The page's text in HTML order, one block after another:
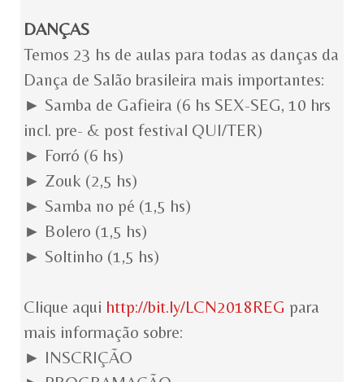
DANÇAS
Temos 23 hs de aulas para todas as danças da
Dança de Salão brasileira mais importantes:
► Samba de Gafieira (6 hs SEX-SEG, 10 hrs
incl. pre- & post festival QUI/TER)
► Forró (6 hs)
► Zouk (2,5 hs)
► Samba no pé (1,5 hs)
► Bolero (1,5 hs)
► Soltinho (1,5 hs)
Clique aqui http://bit.ly/LCN2018REG para
mais informação sobre:
► INSCRIÇÃO